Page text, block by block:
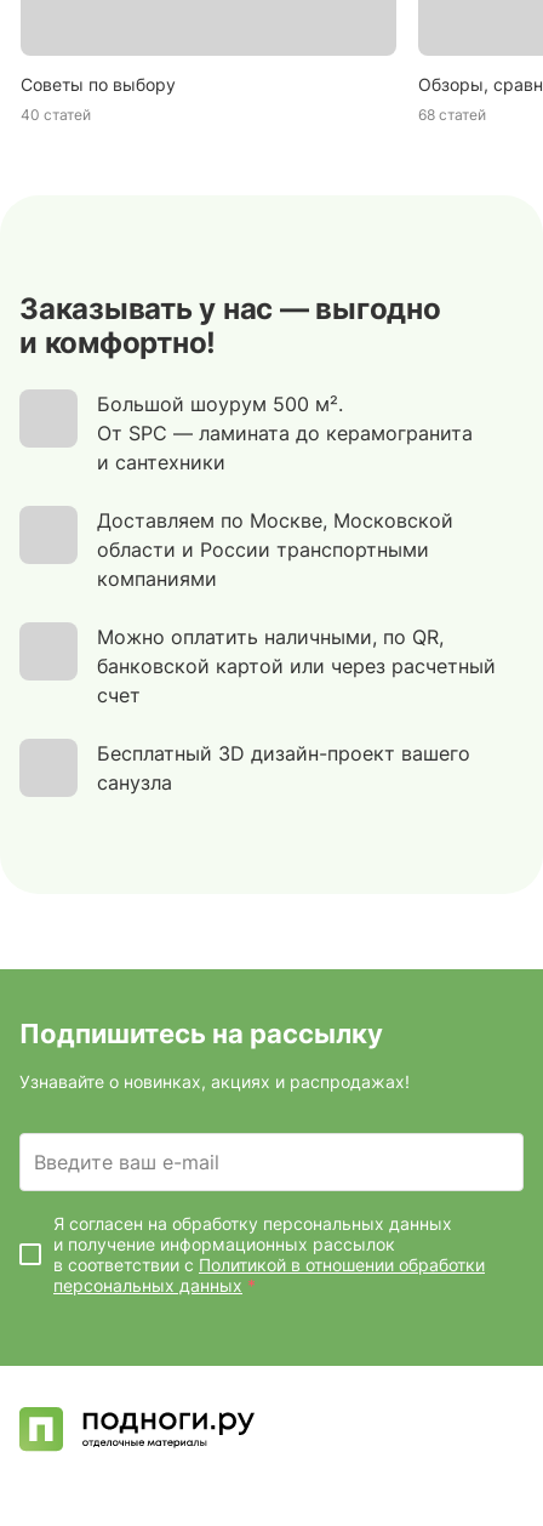
Советы по выбору
40 статей
Обзоры,
68 статей
Заказывать у нас — выгодно
и комфортно!
Большой шоурум 500 м².
От SPC — ламината до керамогранита
и сантехники
Доставляем по Москве, Московской
области и России транспортными
компаниями
Можно оплатить наличными, по QR,
банковской картой или через расчетный
счет
Бесплатный 3D дизайн-проект вашего
санузла
Подпишитесь на рассылку
Узнавайте о новинках, акциях и распродажах!
Введите ваш e-mail
Я согласен на обработку персональных данных
и получение информационных рассылок
в соответствии с Политикой в отношении обработки
персональных данных *